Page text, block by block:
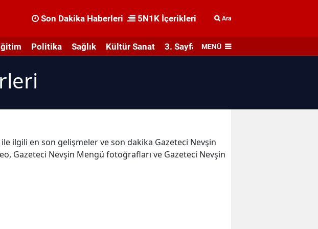
Son Dakika Haberleri 5N1K İçerikleri Ara
Politika Sağlık Kültür Sanat 3. Sayfa MENÜ
ilgili en son gelişmeler ve son dakika Gazeteci Nevşin
Gazeteci Nevşin Mengü fotoğrafları ve Gazeteci Nevşin